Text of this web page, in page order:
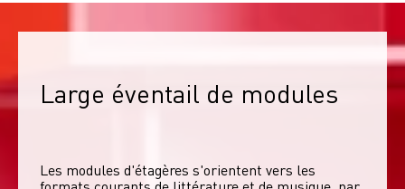
Large éventail de modules
Les modules d'étagères s'orientent vers les